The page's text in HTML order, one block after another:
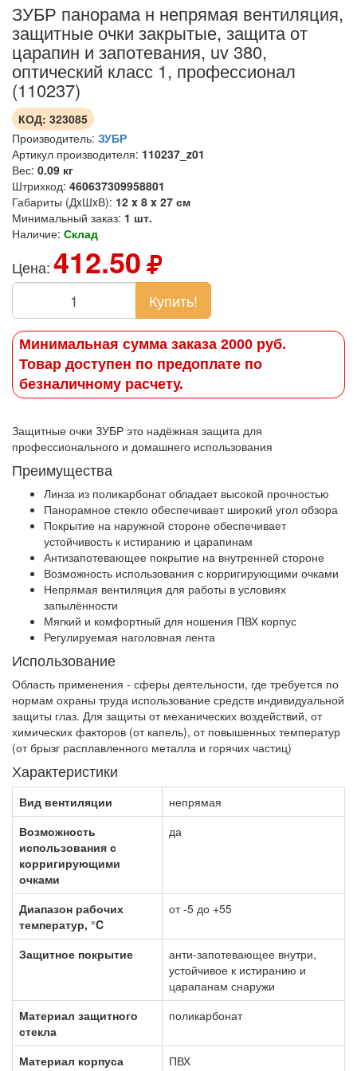
ЗУБР панорама н непрямая вентиляция,
защитные очки закрытые, защита от
царапин и запотевания, uv 380,
оптический класс 1, профессионал
(110237)
КОД: 323085
Производитель: ЗУБР
Артикул производителя: 110237_z01
Вес: 0.09 кг
Штрихкод: 460637309958801
Габариты (ДxШxВ): 12 x 8 x 27 см
Минимальный заказ: 1 шт.
Наличие: Склад
Цена:412.50
Купить!
Минимальная сумма заказа 2000 руб.
Товар доступен по предоплате по
безналичному расчету.
Защитные очки ЗУБР это надёжная защита для
профессионального и домашнего использования
Преимущества
Линза из поликарбонат обладает высокой прочностью
Панорамное стекло обеспечивает широкий угол обзора
Покрытие на наружной стороне обеспечивает
устойчивость к истиранию и царапинам
Антизапотевающее покрытие на внутренней стороне
Возможность использования с корригирующими очками
Непрямая вентиляция для работы в условиях
запылённости
Мягкий и комфортный для ношения ПВХ корпус
Регулируемая наголовная лента
Использование
Область применения - сферы деятельности, где требуется по
нормам охраны труда использование средств индивидуальной
защиты глаз. Для защиты от механических воздействий, от
химических факторов (от капель), от повышенных температур
(от брызг расплавленного металла и горячих частиц)
Характеристики
Вид вентиляции
непрямая
Возможность
использования с
корригирующими
очками
да
Диапазон рабочих
температур, °C
от -5 до +55
Защитное покрытие
анти-запотевающее внутри,
устойчивое к истиранию и
царапанам снаружи
Материал защитного
стекла
поликарбонат
Материал корпуса
ПВХ